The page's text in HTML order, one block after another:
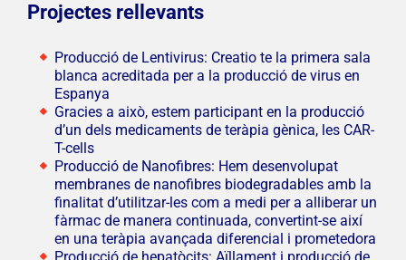
Projectes rellevants
Producció de Lentivirus: Creatio te la primera sala
blanca acreditada per a la producció de virus en
Espanya
Gracies a això, estem participant en la producció
d’un dels medicaments de teràpia gènica, les CAR-
T-cells
Producció de Nanofibres: Hem desenvolupat
membranes de nanofibres biodegradables amb la
finalitat d’utilitzar-les com a medi per a alliberar un
fàrmac de manera continuada, convertint-se així
en una teràpia avançada diferencial i prometedora